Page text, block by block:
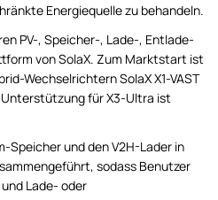
Energiequelle zu behandeln.
PV-, Speicher-, Lade-, Entlade-
von SolaX. Zum Marktstart ist
Wechselrichtern SolaX X1-VAST
für X3-Ultra ist
Speicher und den V2H-Lader in
sodass Benutzer
Lade- oder